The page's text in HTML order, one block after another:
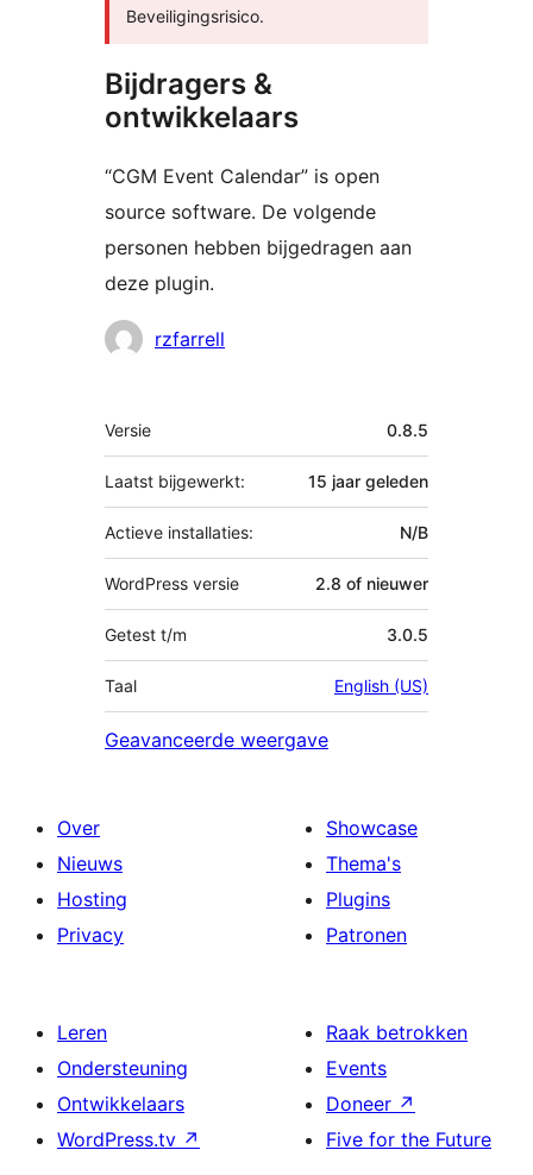
Beveiligingsrisico.
Bijdragers &
ontwikkelaars
“CGM Event Calendar” is open
source software. De volgende
personen hebben bijgedragen aan
deze plugin.
Bijdragers
rzfarrell
Meta
Versie 0.8.5
Laatst bijgewerkt: 15 jaar geleden
Actieve installaties: N/B
WordPress versie 2.8 of nieuwer
Getest t/m 3.0.5
Taal English (US)
Geavanceerde weergave
Over
Nieuws
Hosting
Privacy
Showcase
Thema's
Plugins
Patronen
Leren
Ondersteuning
Ontwikkelaars
WordPress.tv ↗
Raak betrokken
Events
Doneer ↗
Five for the Future